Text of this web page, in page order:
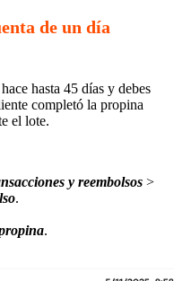
de un día
hasta 45 días y debes
completó la propina
el lote.
y reembolsos >
.
.